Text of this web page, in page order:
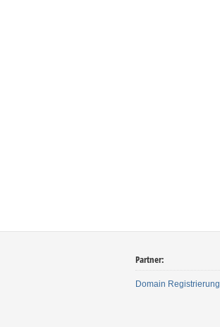
Partner:
Domain Registrierung